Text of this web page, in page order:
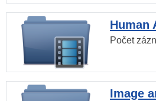
Human
Počet
Image